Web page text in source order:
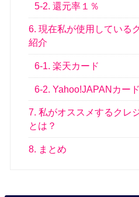
5-2. 還元率１％
6. 現在私が使用している
紹介
6-1. 楽天カード
6-2. Yahoo!JAPANカード
7. 私がオススメするクレ
とは？
8. まとめ